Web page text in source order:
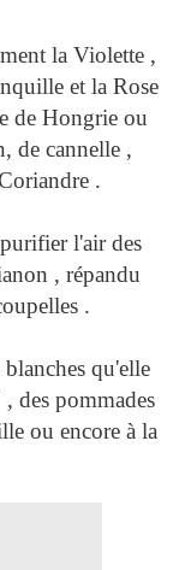
la Violette ,
et la Rose
de Hongrie ou
de cannelle ,
.
l'air des
, répandu
.
qu'elle
des pommades
ou encore à la